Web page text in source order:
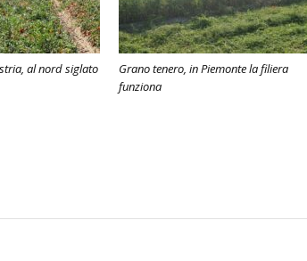
al nord siglato
Grano tenero, in Piemonte la filiera
funziona